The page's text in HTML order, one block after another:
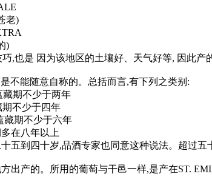
老)
)
,也是 因为该地区的土壤好、天气好等, 因此产
不能随意自称的。总括而言,有下列之类别:
藏期不少于两年
期不少于四年
藏期不少于六年
在八年以上
五到四十岁,品酒专家也同意这种说法。超过五
出产的。所用的葡萄与干邑一样,是产在ST.